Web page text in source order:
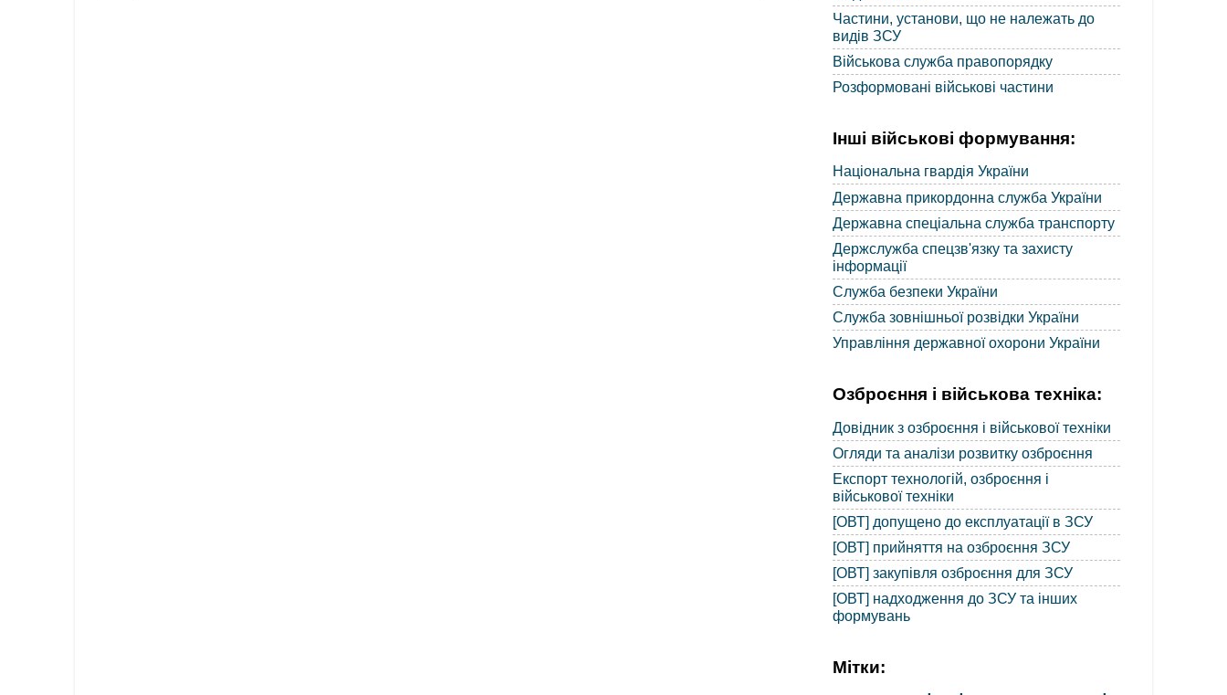
Частини, установи, що не належать до
видів ЗСУ
Військова служба правопорядку
Розформовані військові частини
Інші військові формування:
Національна гвардія України
Державна прикордонна служба України
Державна спеціальна служба транспорту
Держслужба спецзв'язку та захисту
інформації
Служба безпеки України
Служба зовнішньої розвідки України
Управління державної охорони України
Озброєння і військова техніка:
Довідник з озброєння і військової техніки
Огляди та аналізи розвитку озброєння
Експорт технологій, озброєння і
військової техніки
[ОВТ] допущено до експлуатації в ЗСУ
[ОВТ] прийняття на озброєння ЗСУ
[ОВТ] закупівля озброєння для ЗСУ
[ОВТ] надходження до ЗСУ та інших
формувань
Мітки: